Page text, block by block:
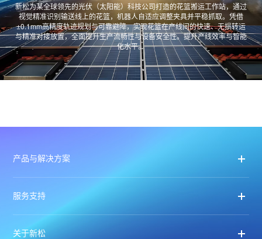
新松为某全球领先的光伏（太阳能）科技公司打造的花篮搬运工作站，通过
视觉精准识别输送线上的花篮，机器人自适应调整夹具并平稳抓取。凭借
±0.1mm高精度轨迹规划与可靠避障，实现花篮在产线间的快速、无损转运
与精准对接放置，全面提升生产流畅性与设备安全性。提升产线效率与智能
化水平。
产品与解决方案
服务支持
关于新松